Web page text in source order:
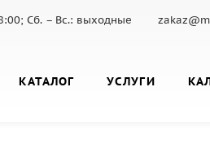
Сб. – Вс.: выходные
КАТАЛОГ УСЛУГИ